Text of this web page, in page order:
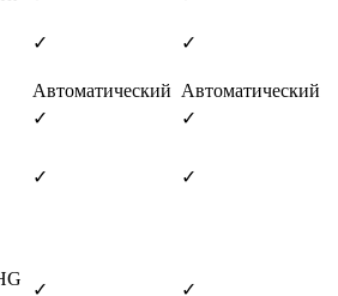
✓ ✓
Автоматический Автоматический
✓
✓
✓ ✓
✓ ✓